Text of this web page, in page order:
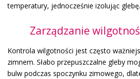
temperatury, jednocześnie izolując glebę.
Zarządzanie
Kontrola wilgotności jest często
zimnem. Słabo przepuszczalne gleby
bulw podczas spoczynku zimowego,